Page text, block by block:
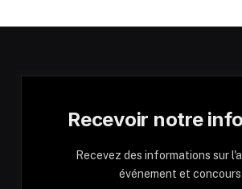
Recevoir notre
Recevez des informations sur
événement et concours